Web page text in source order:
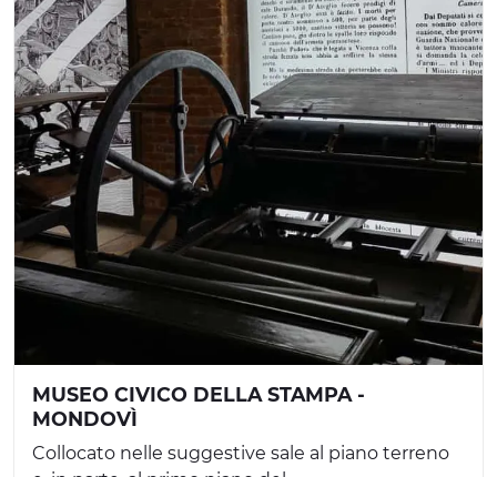
MUSEO CIVICO DELLA STAMPA -
MONDOVÌ
Collocato nelle suggestive sale al piano terreno